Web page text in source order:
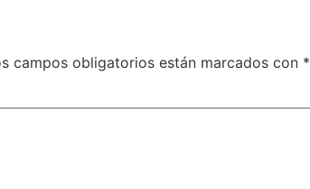
campos obligatorios están marcados con *